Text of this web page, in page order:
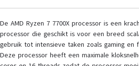
De AMD Ryzen 7 7700X processor is een
processor die geschikt is voor een breed
gebruik tot intensieve taken zoals gaming en
Deze processor heeft een maximale